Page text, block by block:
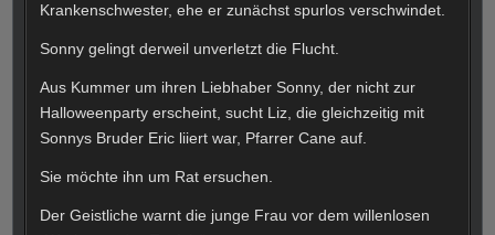
Krankenschwester, ehe er zunächst spurlos verschwindet.
Sonny gelingt derweil unverletzt die Flucht.
Aus Kummer um ihren Liebhaber Sonny, der nicht zur
Halloweenparty erscheint, sucht Liz, die gleichzeitig mit
Sonnys Bruder Eric liiert war, Pfarrer Cane auf.
Sie möchte ihn um Rat ersuchen.
Der Geistliche warnt die junge Frau vor dem willenlosen